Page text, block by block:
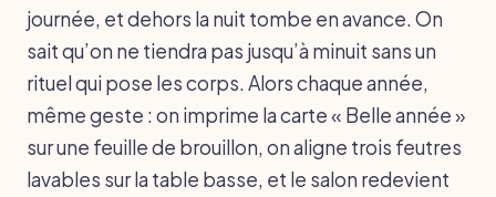
journée, et dehors la nuit tombe en avance. On
sait qu’on ne tiendra pas jusqu’à minuit sans un
rituel qui pose les corps. Alors chaque année,
même geste : on imprime la carte « Belle année »
sur une feuille de brouillon, on aligne trois feutres
lavables sur la table basse, et le salon redevient